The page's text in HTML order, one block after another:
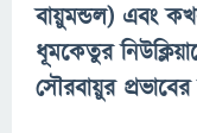
বায়ুমন্ডল) এবং
ধূমকেতুর
সৌরবায়ুর